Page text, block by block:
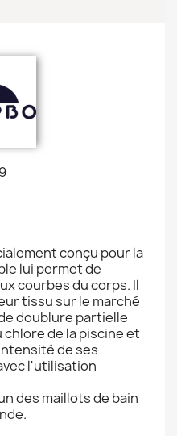
conçu pour la
lui permet de
courbes du corps. Il
tissu sur le marché
doublure partielle
de la piscine et
de ses
l'utilisation
des maillots de bain